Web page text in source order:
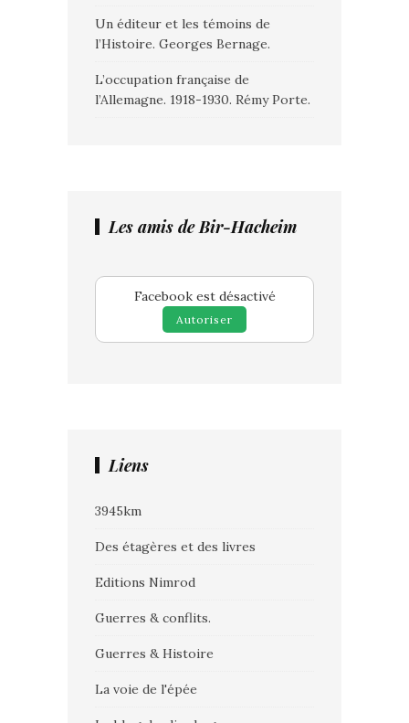
Un éditeur et les témoins de
l’Histoire. Georges Bernage.
L’occupation française de
l’Allemagne. 1918-1930. Rémy Porte.
Les amis de Bir-Hacheim
Facebook est désactivé
Autoriser
Liens
3945km
Des étagères et des livres
Editions Nimrod
Guerres & conflits.
Guerres & Histoire
La voie de l'épée